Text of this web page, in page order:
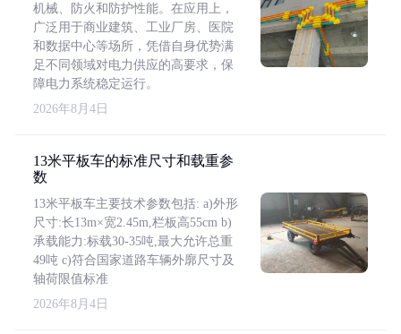
机械、防火和防护性能。在应用上，
广泛用于商业建筑、工业厂房、医院
和数据中心等场所，凭借自身优势满
足不同领域对电力供应的高要求，保
障电力系统稳定运行。
2026年8月4日
13米平板车的标准尺寸和载重参
数
13米平板车主要技术参数包括: a)外形
尺寸:长13m×宽2.45m,栏板高55cm b)
承载能力:标载30-35吨,最大允许总重
49吨 c)符合国家道路车辆外廓尺寸及
轴荷限值标准
2026年8月4日